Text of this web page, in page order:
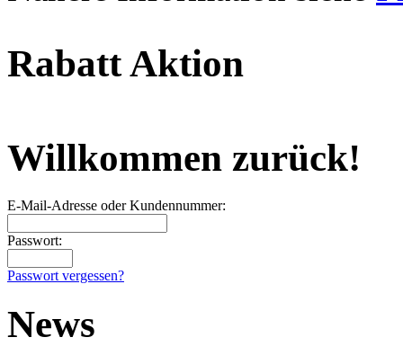
Rabatt Aktion
Willkommen zurück!
E-Mail-Adresse oder Kundennummer:
Passwort:
Passwort vergessen?
News